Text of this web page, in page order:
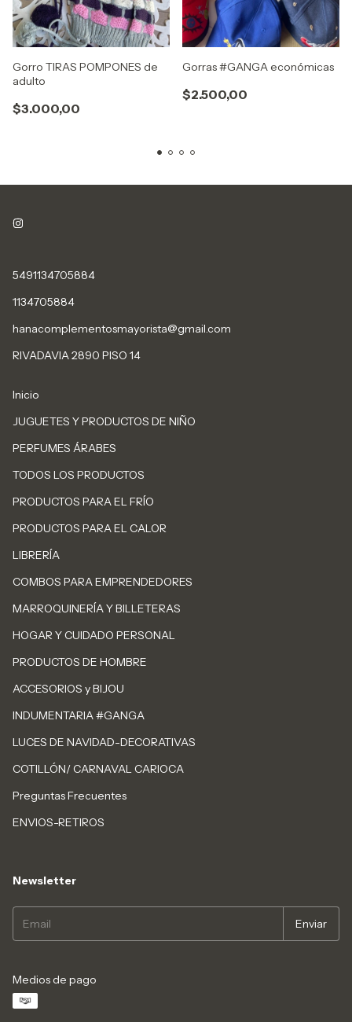
Gorro TIRAS POMPONES de
adulto
$3.000,00
Gorras #GANGA económicas
$2.500,00
5491134705884
1134705884
hanacomplementosmayorista@gmail.com
RIVADAVIA 2890 PISO 14
Inicio
JUGUETES Y PRODUCTOS DE NIÑO
PERFUMES ÁRABES
TODOS LOS PRODUCTOS
PRODUCTOS PARA EL FRÍO
PRODUCTOS PARA EL CALOR
LIBRERÍA
COMBOS PARA EMPRENDEDORES
MARROQUINERÍA Y BILLETERAS
HOGAR Y CUIDADO PERSONAL
PRODUCTOS DE HOMBRE
ACCESORIOS y BIJOU
INDUMENTARIA #GANGA
LUCES DE NAVIDAD-DECORATIVAS
COTILLÓN/ CARNAVAL CARIOCA
Preguntas Frecuentes
ENVIOS-RETIROS
Newsletter
Medios de pago